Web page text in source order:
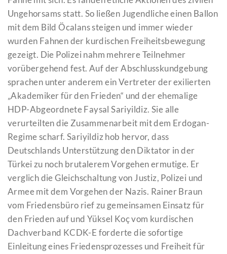
Ungehorsams statt. So ließen Jugendliche einen Ballon
mit dem Bild Öcalans steigen und immer wieder
wurden Fahnen der kurdischen Freiheitsbewegung
gezeigt. Die Polizei nahm mehrere Teilnehmer
vorübergehend fest. Auf der Abschlusskundgebung
sprachen unter anderem ein Vertreter der exilierten
„Akademiker für den Frieden“ und der ehemalige
HDP-Abgeordnete Faysal Sariyildiz. Sie alle
verurteilten die Zusammenarbeit mit dem Erdogan-
Regime scharf. Sariyildiz hob hervor, dass
Deutschlands Unterstützung den Diktator in der
Türkei zu noch brutalerem Vorgehen ermutige. Er
verglich die Gleichschaltung von Justiz, Polizei und
Armee mit dem Vorgehen der Nazis. Rainer Braun
vom Friedensbüro rief zu gemeinsamen Einsatz für
den Frieden auf und Yüksel Koç vom kurdischen
Dachverband KCDK-E forderte die sofortige
Einleitung eines Friedensprozesses und Freiheit für